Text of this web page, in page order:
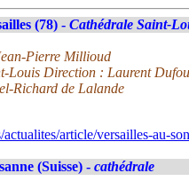
(78) - Cathédrale Saint-
Pierre Millioud
Louis Direction : Laurent
Richard de Lalande
article/versailles-au-
(Suisse) - cathédrale